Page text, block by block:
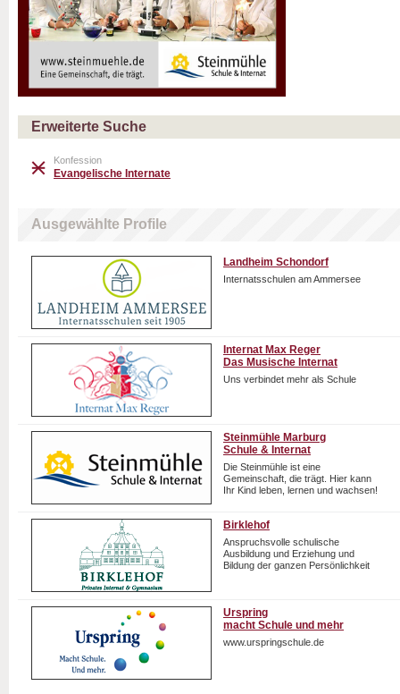
Erweiterte Suche
Konfession
Evangelische Internate
Ausgewählte Profile
Landheim Schondorf
Internatsschulen am Ammersee
Internat Max Reger
Das Musische Internat
Uns verbindet mehr als Schule
Steinmühle Marburg
Schule & Internat
Die Steinmühle ist eine
Gemeinschaft, die trägt. Hier kann
Ihr Kind leben, lernen und wachsen!
Birklehof
Anspruchsvolle schulische
Ausbildung und Erziehung und
Bildung der ganzen Persönlichkeit
Urspring
macht Schule und mehr
www.urspringschule.de